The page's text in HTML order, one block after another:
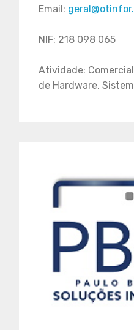
Email:
NIF: 218 098 065
Atividade:
de Hardware,